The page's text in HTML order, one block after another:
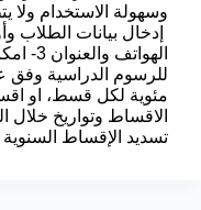
إدخال بيانات الطلاب
للرسوم الدراسية وفق
مئوية لكل قسط، او
تسديد الإقساط